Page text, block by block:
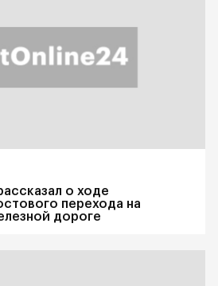
о ходе
перехода на
дороге